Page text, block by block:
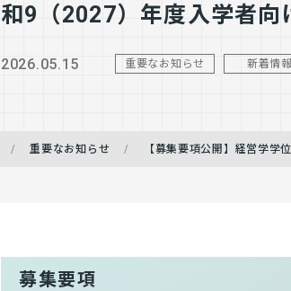
和9（2027）年度入学者向
2026.05.15 重要なお知らせ 新着情報
重要なお知らせ 【募集要項公開】経営学学
募集要項